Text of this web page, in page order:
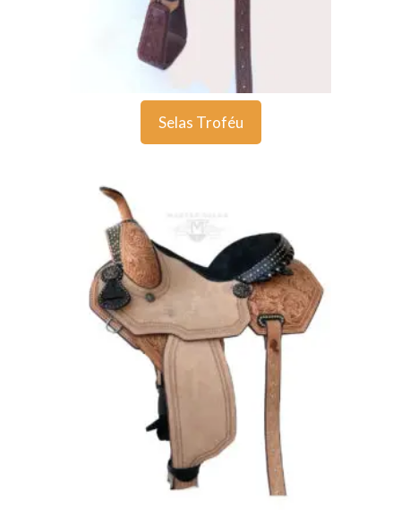
Selas Troféu